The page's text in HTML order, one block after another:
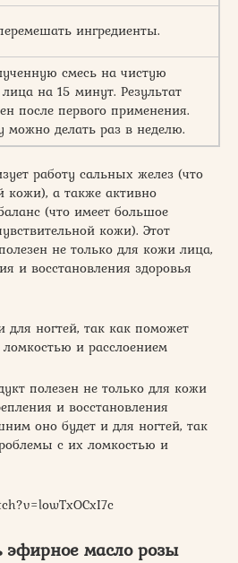
ингредиенты.
смесь на чистую
на 15 минут. Результат
после первого применения.
можно делать раз в неделю.
работу сальных желез (что
кожи), а также активно
(что имеет большое
кожи). Этот
не только для кожи лица,
и восстановления здоровья
ногтей, так как поможет
и расслоением
полезен не только для кожи
и восстановления
оно будет и для ногтей, так
с их ломкостью и
эфирное масло розы